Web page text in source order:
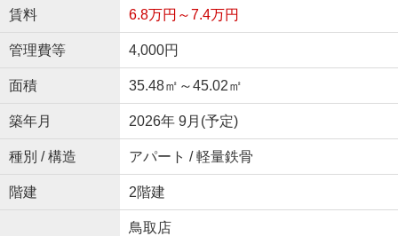
賃料 6.8万円～7.4万円
管理費等 4,000円
面積 35.48㎡～45.02㎡
築年月 2026年 9月(予定)
種別 / 構造 アパート / 軽量鉄骨
階建 2階建
鳥取店